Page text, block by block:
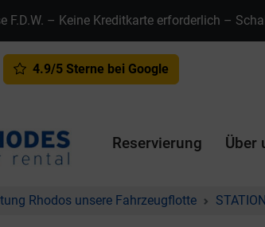
F.D.W. – Keine Kreditkarte erforderlich –
4.9/5 Sterne bei Google
Reservierung Über
Rhodos unsere Fahrzeugflotte